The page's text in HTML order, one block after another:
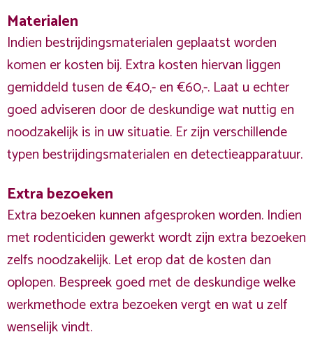
Materialen
Indien bestrijdingsmaterialen geplaatst worden
komen er kosten bij. Extra kosten hiervan liggen
gemiddeld tusen de €40,- en €60,-. Laat u echter
goed adviseren door de deskundige wat nuttig en
noodzakelijk is in uw situatie. Er zijn verschillende
typen bestrijdingsmaterialen en detectieapparatuur.
Extra bezoeken
Extra bezoeken kunnen afgesproken worden. Indien
met rodenticiden gewerkt wordt zijn extra bezoeken
zelfs noodzakelijk. Let erop dat de kosten dan
oplopen. Bespreek goed met de deskundige welke
werkmethode extra bezoeken vergt en wat u zelf
wenselijk vindt.